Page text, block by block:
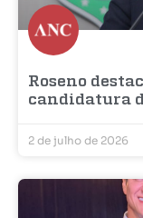
Roseno
candidatura
2 de julho de 2026